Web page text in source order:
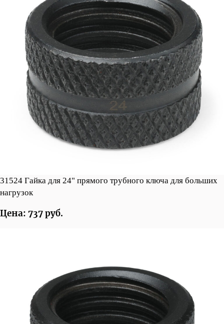
31524 Гайка для 24" прямого трубного ключа для больших
нагрузок
Цена: 737 руб.